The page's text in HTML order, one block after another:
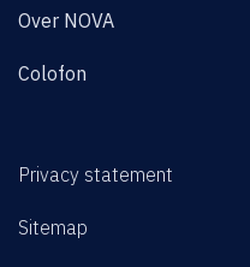
Over NOVA
Colofon
Privacy statement
Sitemap